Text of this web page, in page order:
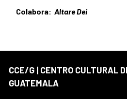
Colabora: Altare Dei
CCE/G | CENTRO CULTURAL
GUATEMALA